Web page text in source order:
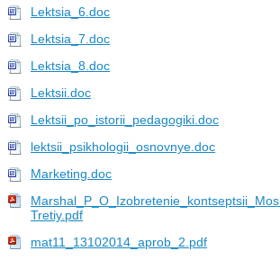
Lektsia_6.doc
Lektsia_7.doc
Lektsia_8.doc
Lektsii.doc
Lektsii_po_istorii_pedagogiki.doc
lektsii_psikhologii_osnovnye.doc
Marketing.doc
Tretiy.pdf
mat11_13102014_aprob_2.pdf